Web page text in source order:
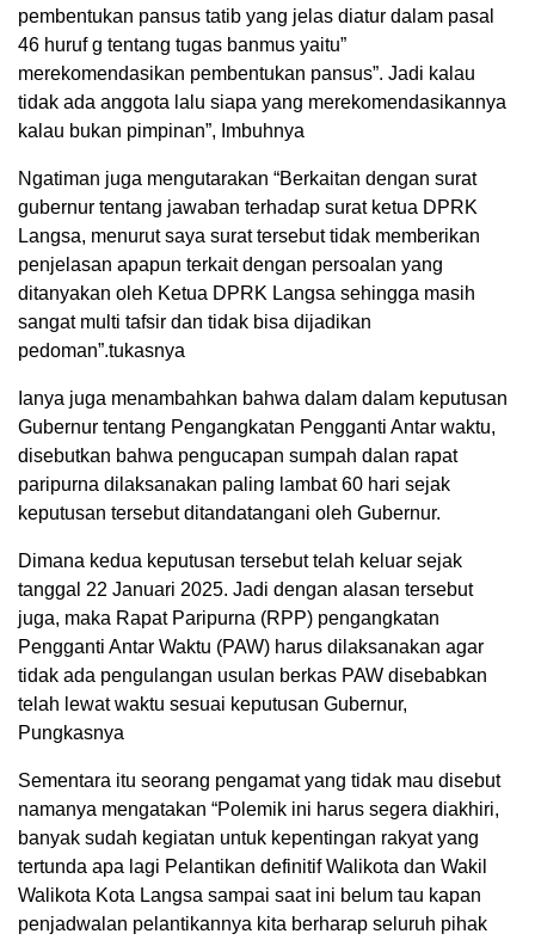
pembentukan pansus tatib yang jelas diatur dalam pasal
46 huruf g tentang tugas banmus yaitu”
merekomendasikan pembentukan pansus”. Jadi kalau
tidak ada anggota lalu siapa yang merekomendasikannya
kalau bukan pimpinan”, Imbuhnya
Ngatiman juga mengutarakan “Berkaitan dengan surat
gubernur tentang jawaban terhadap surat ketua DPRK
Langsa, menurut saya surat tersebut tidak memberikan
penjelasan apapun terkait dengan persoalan yang
ditanyakan oleh Ketua DPRK Langsa sehingga masih
sangat multi tafsir dan tidak bisa dijadikan
pedoman”.tukasnya
Ianya juga menambahkan bahwa dalam dalam keputusan
Gubernur tentang Pengangkatan Pengganti Antar waktu,
disebutkan bahwa pengucapan sumpah dalan rapat
paripurna dilaksanakan paling lambat 60 hari sejak
keputusan tersebut ditandatangani oleh Gubernur.
Dimana kedua keputusan tersebut telah keluar sejak
tanggal 22 Januari 2025. Jadi dengan alasan tersebut
juga, maka Rapat Paripurna (RPP) pengangkatan
Pengganti Antar Waktu (PAW) harus dilaksanakan agar
tidak ada pengulangan usulan berkas PAW disebabkan
telah lewat waktu sesuai keputusan Gubernur,
Pungkasnya
Sementara itu seorang pengamat yang tidak mau disebut
namanya mengatakan “Polemik ini harus segera diakhiri,
banyak sudah kegiatan untuk kepentingan rakyat yang
tertunda apa lagi Pelantikan definitif Walikota dan Wakil
Walikota Kota Langsa sampai saat ini belum tau kapan
penjadwalan pelantikannya kita berharap seluruh pihak